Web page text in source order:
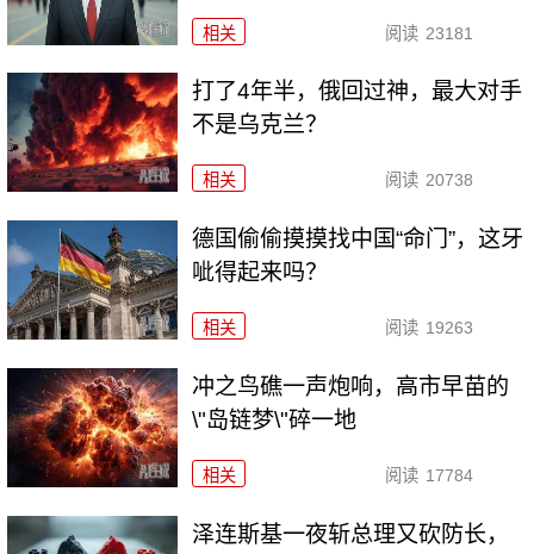
相关 阅读 23181
打了4年半，俄回过神，最大对手
不是乌克兰？
相关 阅读 20738
德国偷偷摸摸找中国“命门”，这牙
呲得起来吗？
相关 阅读 19263
冲之鸟礁一声炮响，高市早苗的
\"岛链梦\"碎一地
相关 阅读 17784
泽连斯基一夜斩总理又砍防长，